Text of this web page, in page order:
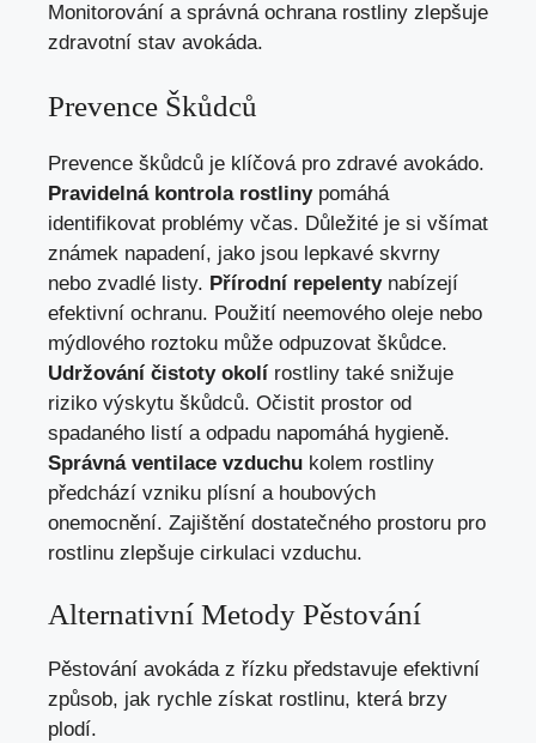
Monitorování a správná ochrana rostliny zlepšuje
zdravotní stav avokáda.
Prevence Škůdců
Prevence škůdců je klíčová pro zdravé avokádo.
Pravidelná kontrola rostlinypomáhá
identifikovat problémy včas. Důležité je si všímat
známek napadení, jako jsou lepkavé skvrny
nebo zvadlé listy. Přírodní repelentynabízejí
efektivní ochranu. Použití neemového oleje nebo
mýdlového roztoku může odpuzovat škůdce.
Udržování čistoty okolí rostliny také snižuje
riziko výskytu škůdců. Očistit prostor od
spadaného listí a odpadu napomáhá hygieně.
Správná ventilace vzduchu kolem rostliny
předchází vzniku plísní a houbových
onemocnění. Zajištění dostatečného prostoru pro
rostlinu zlepšuje cirkulaci vzduchu.
Alternativní Metody Pěstování
Pěstování avokáda z řízku představuje efektivní
způsob, jak rychle získat rostlinu, která brzy
plodí.